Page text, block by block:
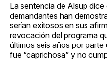
La sentencia de Alsup
demandantes han
serían exitosos en sus
revocación del programa
últimos seis años por parte
fue “caprichosa” y no